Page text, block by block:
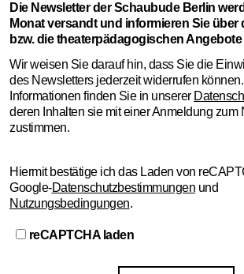
Newsletter
Vorname …
Nachname …
Programm
Theaterpädagogik
Die Newsletter der Schaubude Berlin
Die Newsletter der Schaubude Berlin
Monat versandt und informieren Sie über
bzw. die theaterpädagogischen
Wir weisen Sie darauf hin, dass Sie die
des Newsletters jederzeit widerrufen
Informationen finden Sie in unserer
deren Inhalten sie mit einer Anmeldung zum
zustimmen.
Hiermit bestätige ich das Laden von
Google-Datenschutzbestimmungen und
Nutzungsbedingungen.
reCAPTCHA laden